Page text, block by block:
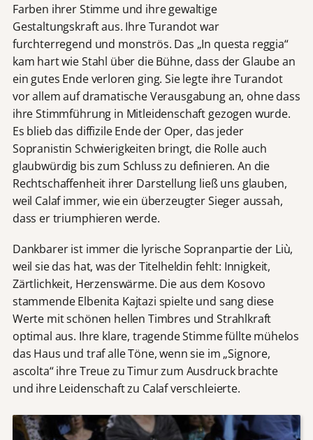
Farben ihrer Stimme und ihre gewaltige
Gestaltungskraft aus. Ihre Turandot war
furchterregend und monströs. Das „In questa reggia“
kam hart wie Stahl über die Bühne, dass der Glaube an
ein gutes Ende verloren ging. Sie legte ihre Turandot
vor allem auf dramatische Verausgabung an, ohne dass
ihre Stimmführung in Mitleidenschaft gezogen wurde.
Es blieb das diffizile Ende der Oper, das jeder
Sopranistin Schwierigkeiten bringt, die Rolle auch
glaubwürdig bis zum Schluss zu definieren. An die
Rechtschaffenheit ihrer Darstellung ließ uns glauben,
weil Calaf immer, wie ein überzeugter Sieger aussah,
dass er triumphieren werde.
Dankbarer ist immer die lyrische Sopranpartie der Liù,
weil sie das hat, was der Titelheldin fehlt: Innigkeit,
Zärtlichkeit, Herzenswärme. Die aus dem Kosovo
stammende Elbenita Kajtazi spielte und sang diese
Werte mit schönen hellen Timbres und Strahlkraft
optimal aus. Ihre klare, tragende Stimme füllte mühelos
das Haus und traf alle Töne, wenn sie im „Signore,
ascolta“ ihre Treue zu Timur zum Ausdruck brachte
und ihre Leidenschaft zu Calaf verschleierte.